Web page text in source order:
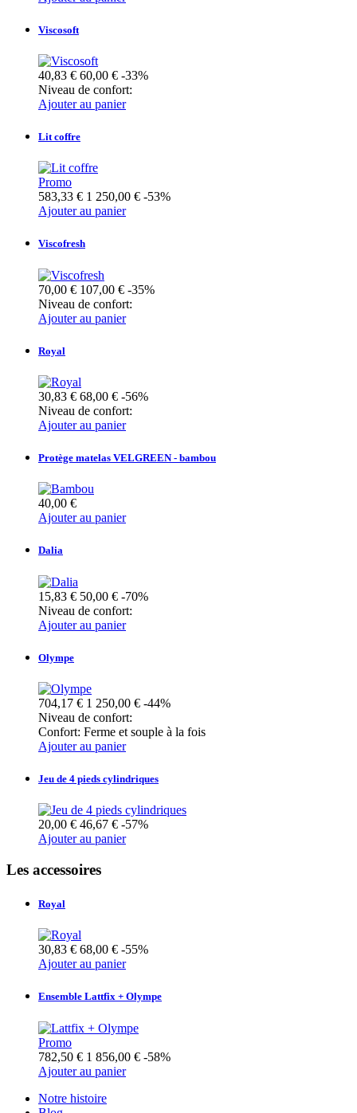
Viscosoft
40,83 € 60,00 € -33%
Niveau de confort:
Ajouter au panier
Lit coffre
Promo
583,33 € 1 250,00 € -53%
Ajouter au panier
Viscofresh
70,00 € 107,00 € -35%
Niveau de confort:
Ajouter au panier
Royal
30,83 € 68,00 € -56%
Niveau de confort:
Ajouter au panier
Protège matelas VELGREEN - bambou
40,00 €
Ajouter au panier
Dalia
15,83 € 50,00 € -70%
Niveau de confort:
Ajouter au panier
Olympe
704,17 € 1 250,00 € -44%
Niveau de confort:
Confort: Ferme et souple à la fois
Ajouter au panier
Jeu de 4 pieds cylindriques
20,00 € 46,67 € -57%
Ajouter au panier
Les accessoires
Royal
30,83 € 68,00 € -55%
Ajouter au panier
Ensemble Lattfix + Olympe
Promo
782,50 € 1 856,00 € -58%
Ajouter au panier
Notre histoire